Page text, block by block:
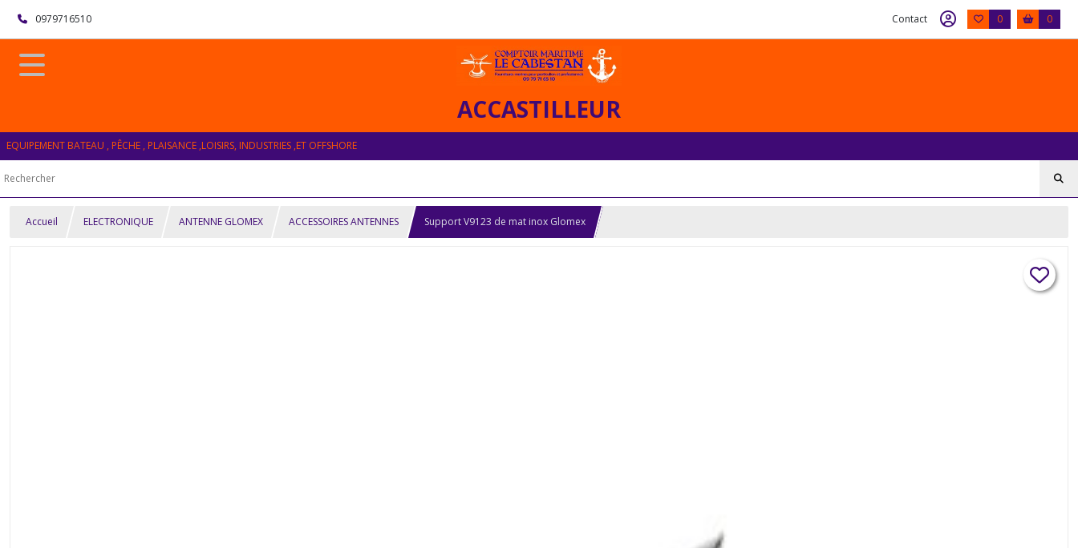
0979716510 Contact 0 0
ACCASTILLEUR
EQUIPEMENT BATEAU , PÊCHE , PLAISANCE ,LOISIRS, INDUSTRIES ,ET OFFSHORE
Accueil ELECTRONIQUE ANTENNE GLOMEX ACCESSOIRES ANTENNES Support V9123 de mat inox Glomex